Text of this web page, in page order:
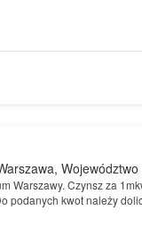
Warszawy. Czynsz za
podanych kwot należy